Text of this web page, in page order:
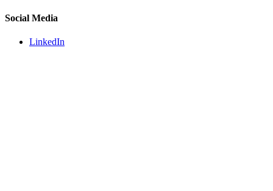
Social Media
LinkedIn